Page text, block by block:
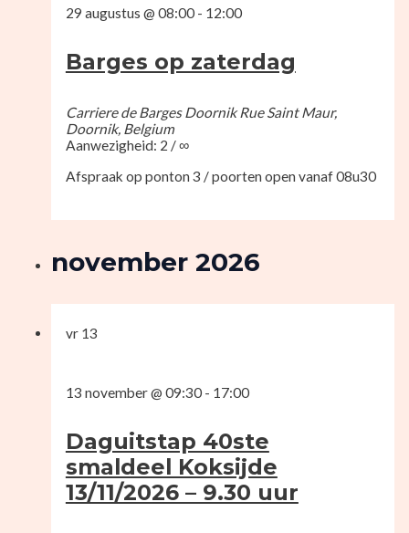
29 augustus @ 08:00- 12:00
Barges op zaterdag
Carriere de Barges DoornikRue Saint Maur,
Doornik, Belgium
Aanwezigheid: 2 / ∞
Afspraak op ponton 3 / poorten open vanaf 08u30
november 2026
vr 13
13 november @ 09:30- 17:00
Daguitstap 40ste
smaldeel Koksijde
13/11/2026 – 9.30 uur